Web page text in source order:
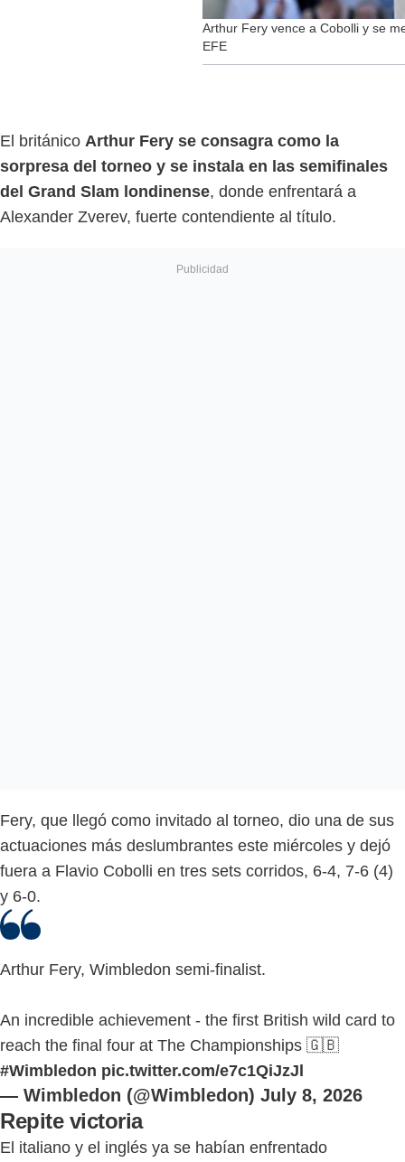
Arthur Fery vence a Cobolli y se
EFE
El británico Arthur Fery se consagra como la
sorpresa del torneo y se instala en las semifinales
del Grand Slam londinense, donde enfrentará a
Alexander Zverev, fuerte contendiente al título.
Fery, que llegó como invitado al torneo, dio una de sus
actuaciones más deslumbrantes este miércoles y dejó
fuera a Flavio Cobolli en tres sets corridos, 6-4, 7-6 (4)
y 6-0.
Arthur Fery, Wimbledon semi-finalist.
An incredible achievement - the first British wild card to
reach the final four at The Championships 🇬🇧
#Wimbledon pic.twitter.com/e7c1QiJzJl
— Wimbledon (@Wimbledon) July 8, 2026
Repite victoria
El italiano y el inglés ya se habían enfrentado